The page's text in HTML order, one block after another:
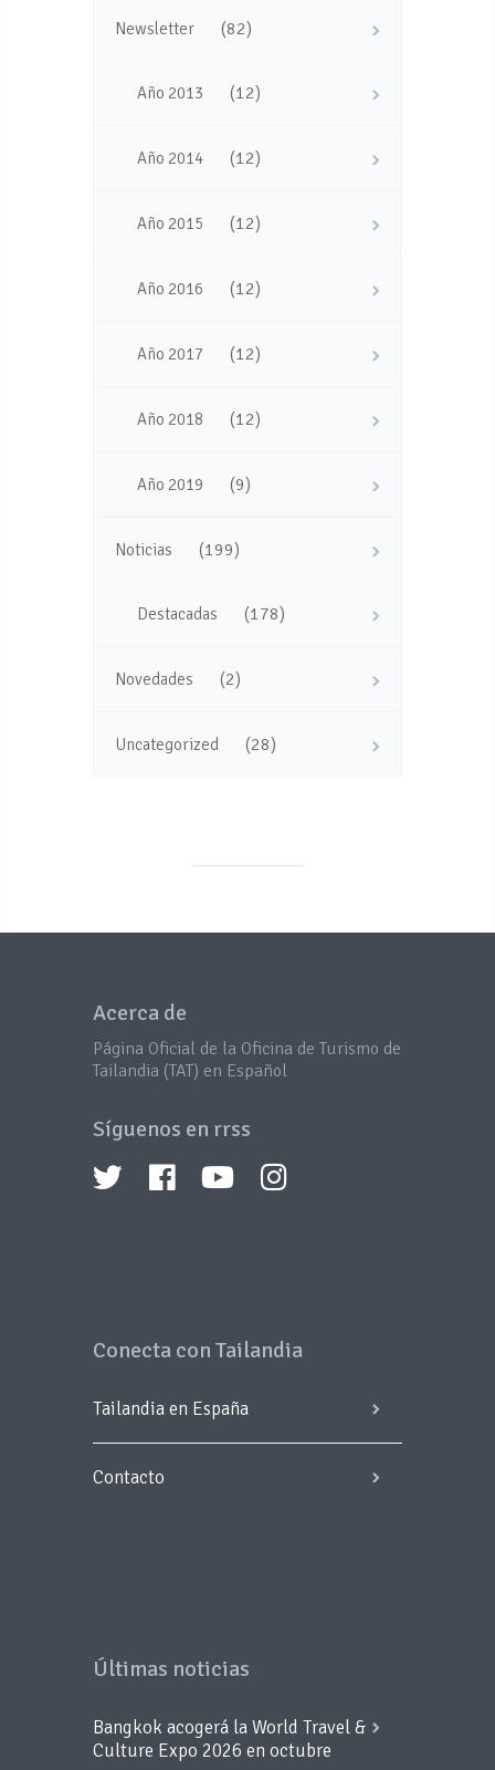
Newsletter (82)
Año 2013 (12)
Año 2014 (12)
Año 2015 (12)
Año 2016 (12)
Año 2017 (12)
Año 2018 (12)
Año 2019 (9)
Noticias (199)
Destacadas (178)
Novedades (2)
Uncategorized (28)
Acerca de
Página Oficial de la Oficina de Turismo de
Tailandia (TAT) en Español
Síguenos en rrss
Conecta con Tailandia
Tailandia en España
Contacto
Últimas noticias
Bangkok acogerá la World Travel &
Culture Expo 2026 en octubre